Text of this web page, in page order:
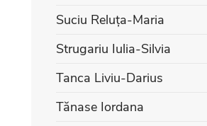
Suciu Reluța-Maria
Strugariu Iulia-Silvia
Tanca Liviu-Darius
Tănase Iordana